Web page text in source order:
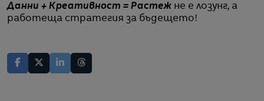
Данни + Креативност = Растеж не е лозунг, а
работеща стратегия за бъдещето!